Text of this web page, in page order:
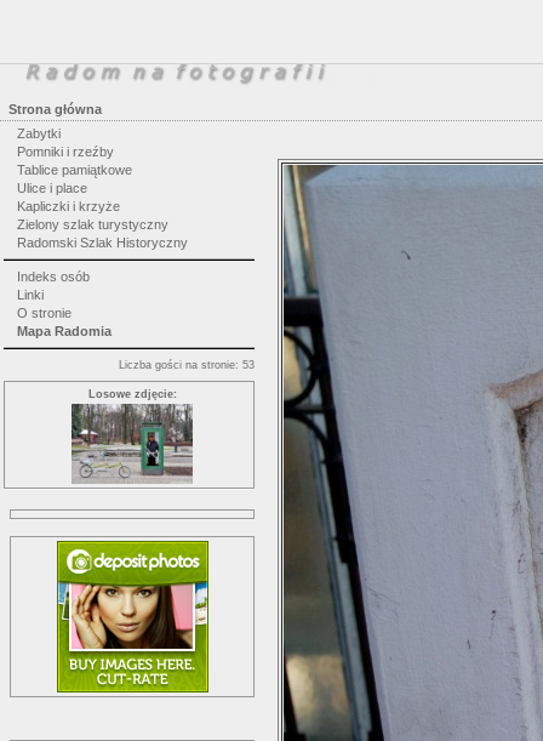
Strona główna
Zabytki
Pomniki i rzeźby
Tablice pamiątkowe
Ulice i place
Kapliczki i krzyże
Zielony szlak turystyczny
Radomski Szlak Historyczny
Indeks osób
Linki
O stronie
Mapa Radomia
Liczba gości na stronie: 53
Losowe zdjęcie: